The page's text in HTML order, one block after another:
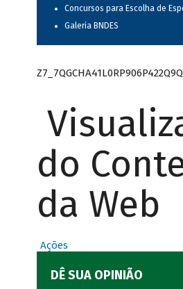
Concursos para Escolha de
Galeria BNDES
do
da Web
Ações
DÊ SUA OPINIÃO